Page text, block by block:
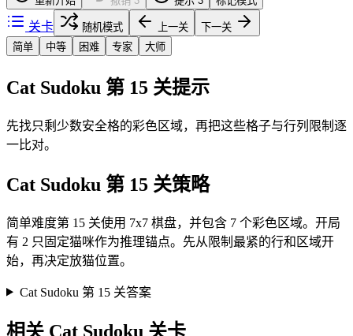
关卡 随机模式 上一关
下一关
简单
中等 困难 专家 大师
Cat Sudoku 第 15 关提示
先找只剩少数安全格的彩色区域，再把这些格子与行列限制逐
一比对。
Cat Sudoku 第 15 关策略
简单难度第 15 关使用 7x7 棋盘，并包含 7 个彩色区域。开局
有 2 只固定猫咪作为推理锚点。先从限制最紧的行和区域开
始，再决定放猫位置。
Cat Sudoku 第 15 关答案
相关 Cat Sudoku 关卡